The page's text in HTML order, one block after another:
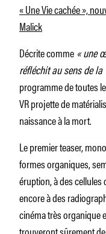
« Une Vie cachée »,
Malick
Décrite comme « une
réfléchit au sens de la
programme de toutes
VR projette de
naissance à la mort.
Le premier teaser,
formes organiques,
éruption, à des
encore à des
cinéma très organique
trouveront sûrement